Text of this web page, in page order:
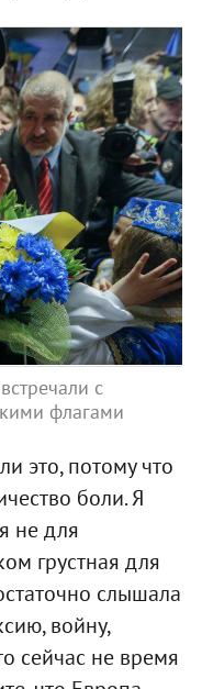
с
флагами
это, потому что
боли. Я
не для
грустная для
слышала
войну,
сейчас не время